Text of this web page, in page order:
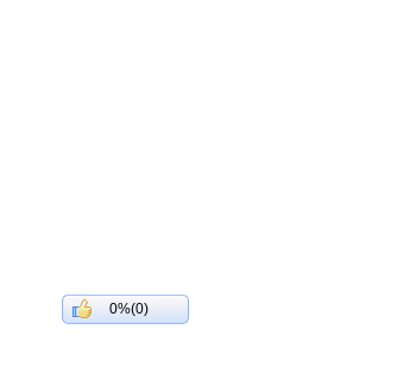
0%(0)